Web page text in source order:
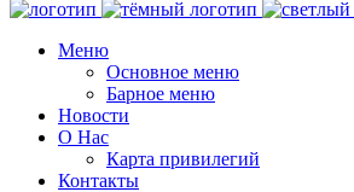
Меню
Основное меню
Барное меню
Новости
О Нас
Карта привилегий
Контакты